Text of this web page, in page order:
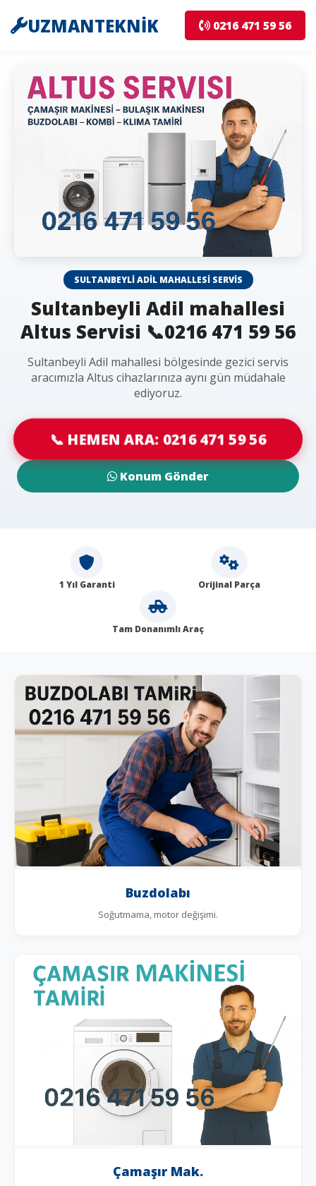
UZMANTEKNİK 0216 471 59 56
SULTANBEYLI ADIL MAHALLESI SERVIS
Sultanbeyli Adil mahallesi
Altus Servisi 📞0216 471 59 56
Sultanbeyli Adil mahallesi bölgesinde gezici servis
aracımızla Altus cihazlarınıza aynı gün müdahale
ediyoruz.
📞 HEMEN ARA: 0216 471 59 56
Konum Gönder
1 Yıl Garanti Orijinal Parça
Tam Donanımlı Araç
Buzdolabı
Soğutmama, motor değişimi.
Çamaşır Mak.